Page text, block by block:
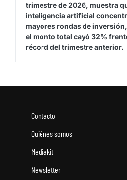
trimestre de 2026, muestra
inteligencia artificial
mayores rondas de
el monto total cayó 32%
récord del trimestre anterior.
Contacto
Quiénes somos
Mediakit
Newsletter